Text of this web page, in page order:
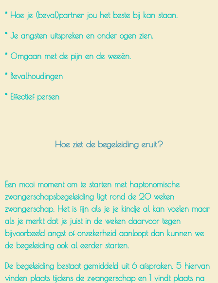
* Hoe je (beval)partner jou het beste bij kan staan.
* Je angsten uitspreken en onder ogen zien.
* Omgaan met de pijn en de weeën.
* Bevalhoudingen
* Effectief persen
Hoe ziet de begeleiding eruit?
Een mooi moment om te starten met haptonomische
zwangerschapsbegeleiding ligt rond de 20 weken
zwangerschap. Het is fijn als je je kindje al kan voelen maar
als je merkt dat je juist in de weken daarvoor tegen
bijvoorbeeld angst of onzekerheid aanloopt dan kunnen we
de begeleiding ook al eerder starten.
De begeleiding bestaat gemiddeld uit 6 afspraken. 5 hiervan
vinden plaats tijdens de zwangerschap en 1 vindt plaats na